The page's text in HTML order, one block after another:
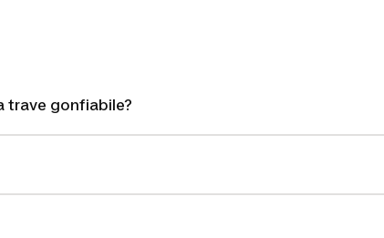
trave gonfiabile?